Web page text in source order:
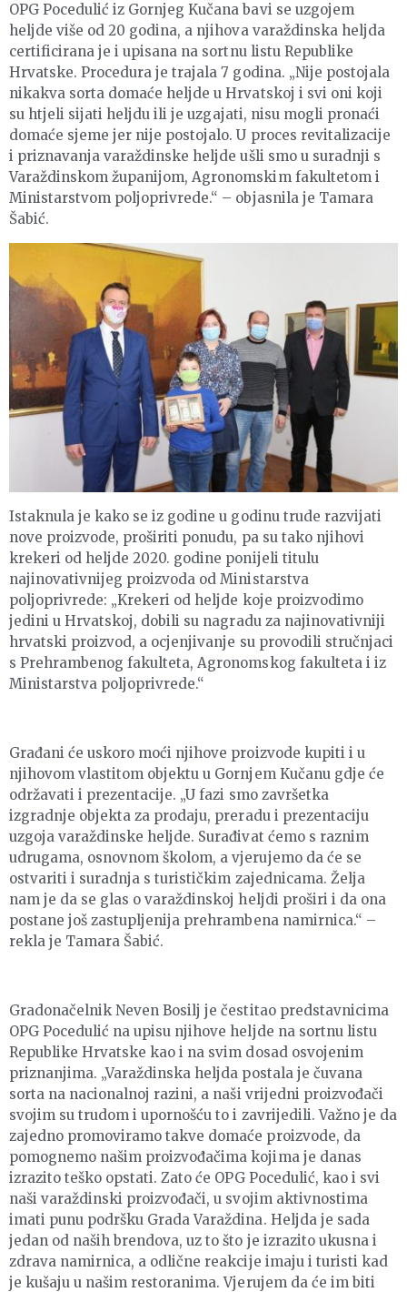
OPG Pocedulić iz Gornjeg Kučana bavi se uzgojem
heljde više od 20 godina, a njihova varaždinska heljda
certificirana je i upisana na sortnu listu Republike
Hrvatske. Procedura je trajala 7 godina. „Nije postojala
nikakva sorta domaće heljde u Hrvatskoj i svi oni koji
su htjeli sijati heljdu ili je uzgajati, nisu mogli pronaći
domaće sjeme jer nije postojalo. U proces revitalizacije
i priznavanja varaždinske heljde ušli smo u suradnji s
Varaždinskom županijom, Agronomskim fakultetom i
Ministarstvom poljoprivrede.“ – objasnila je Tamara
Šabić.
Istaknula je kako se iz godine u godinu trude razvijati
nove proizvode, proširiti ponudu, pa su tako njihovi
krekeri od heljde 2020. godine ponijeli titulu
najinovativnijeg proizvoda od Ministarstva
poljoprivrede: „Krekeri od heljde koje proizvodimo
jedini u Hrvatskoj, dobili su nagradu za najinovativniji
hrvatski proizvod, a ocjenjivanje su provodili stručnjaci
s Prehrambenog fakulteta, Agronomskog fakulteta i iz
Ministarstva poljoprivrede.“
Građani će uskoro moći njihove proizvode kupiti i u
njihovom vlastitom objektu u Gornjem Kučanu gdje će
održavati i prezentacije. „U fazi smo završetka
izgradnje objekta za prodaju, preradu i prezentaciju
uzgoja varaždinske heljde. Surađivat ćemo s raznim
udrugama, osnovnom školom, a vjerujemo da će se
ostvariti i suradnja s turističkim zajednicama. Želja
nam je da se glas o varaždinskoj heljdi proširi i da ona
postane još zastupljenija prehrambena namirnica.“ –
rekla je Tamara Šabić.
Gradonačelnik Neven Bosilj je čestitao predstavnicima
OPG Pocedulić na upisu njihove heljde na sortnu listu
Republike Hrvatske kao i na svim dosad osvojenim
priznanjima. „Varaždinska heljda postala je čuvana
sorta na nacionalnoj razini, a naši vrijedni proizvođači
svojim su trudom i upornošću to i zavrijedili. Važno je da
zajedno promoviramo takve domaće proizvode, da
pomognemo našim proizvođačima kojima je danas
izrazito teško opstati. Zato će OPG Pocedulić, kao i svi
naši varaždinski proizvođači, u svojim aktivnostima
imati punu podršku Grada Varaždina. Heljda je sada
jedan od naših brendova, uz to što je izrazito ukusna i
zdrava namirnica, a odlične reakcije imaju i turisti kad
je kušaju u našim restoranima. Vjerujem da će im biti